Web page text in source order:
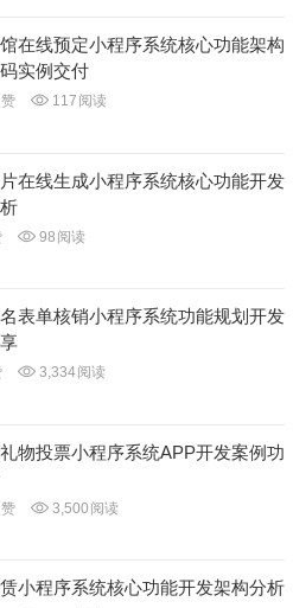
在线预定小程序系统核心功能架构
实例交付
赞 117 阅读
在线生成小程序系统核心功能开发
98 阅读
表单核销小程序系统功能规划开发
3,334阅读
物投票小程序系统APP开发案例功
赞 3,500 阅读
小程序系统核心功能开发架构分析